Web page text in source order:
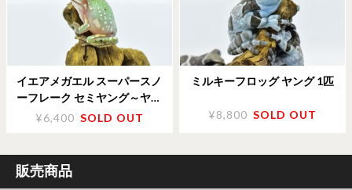
イエアメガエル スーパースノ
ーフレーク セミヤング～ヤン
グ 1匹
¥6,400 SOLD OUT
ミルキーフロッグ ヤング 1匹
¥8,800 SOLD OUT
販売商品